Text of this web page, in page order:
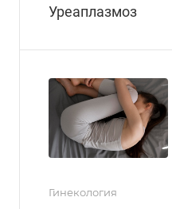
Уреаплазмоз
Гинекология